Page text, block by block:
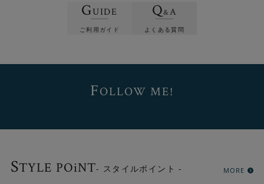
GUIDE
ご利用ガイド
Q&A
よくある質問
FOLLOW ME!
STYLE POiNT- スタイルポイント - MORE